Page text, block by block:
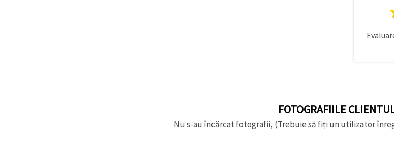
FOTOGRAFIILE
Nu s-au încărcat fotografii, (Trebuie să fiți un utilizator